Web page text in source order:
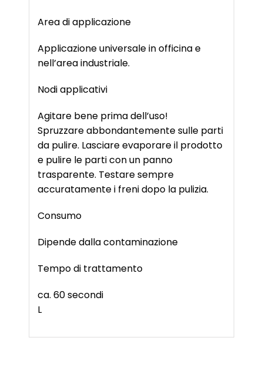
Area di applicazione
Applicazione universale in officina e
nell’area industriale.
Nodi applicativi
Agitare bene prima dell’uso!
Spruzzare abbondantemente sulle parti
da pulire. Lasciare evaporare il prodotto
e pulire le parti con un panno
trasparente. Testare sempre
accuratamente i freni dopo la pulizia.
Consumo
Dipende dalla contaminazione
Tempo di trattamento
ca. 60 secondi
L